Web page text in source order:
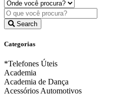
Search
Categorias
*Telefones Úteis
Academia
Academia de Dança
Acessórios Automotivos